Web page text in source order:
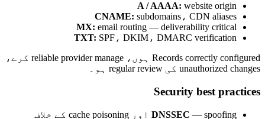
A / AAAA: website origin
CNAME: subdomains، CDN aliases
MX: email routing — deliverability critical
TXT: SPF، DKIM، DMARC verification
Records correctly configured ہوں، reliable provider manage کرے،
unauthorized changes کی regular review ہو۔
Security best practices
DNSSEC — spoofing اور cache poisoning کے خلاف